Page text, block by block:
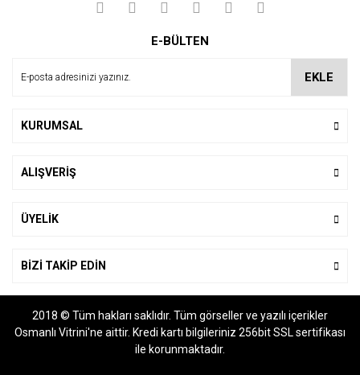
Ürün açıklamasında eksik bilgiler bulunuyor.
E-BÜLTEN
EKLE
KURUMSAL
ALIŞVERİŞ
ÜYELİK
BİZİ TAKİP EDİN
2018 © Tüm hakları saklıdır. Tüm görseller ve yazılı içerikler
Osmanlı Vitrini'ne aittir. Kredi kartı bilgileriniz 256bit SSL sertifikası
ile korunmaktadır.